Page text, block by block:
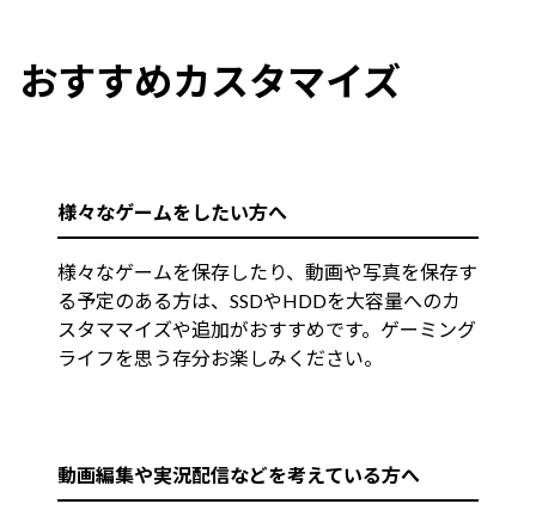
おすすめカスタマイズ
様々なゲームをしたい方へ
様々なゲームを保存したり、動画や写真を保存す
る予定のある方は、SSDやHDDを大容量へのカ
スタママイズや追加がおすすめです。ゲーミング
ライフを思う存分お楽しみください。
動画編集や実況配信などを考えている方へ